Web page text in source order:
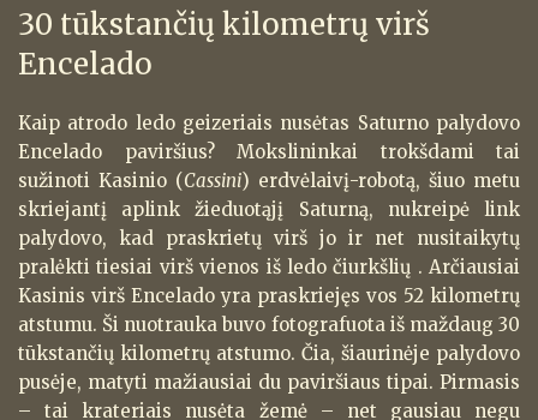
30 tūkstančių kilometrų virš
Encelado
Kaip atrodo ledo geizeriais nusėtas Saturno palydovo
Encelado paviršius? Mokslininkai trokšdami tai
sužinoti Kasinio (Cassini) erdvėlaivį-robotą, šiuo metu
skriejantį aplink žieduotąjį Saturną, nukreipė link
palydovo, kad praskrietų virš jo ir net nusitaikytų
pralėkti tiesiai virš vienos iš ledo čiurkšlių . Arčiausiai
Kasinis virš Encelado yra praskriejęs vos 52 kilometrų
atstumu. Ši nuotrauka buvo fotografuota iš maždaug 30
tūkstančių kilometrų atstumo. Čia, šiaurinėje palydovo
pusėje, matyti mažiausiai du paviršiaus tipai. Pirmasis
– tai krateriais nusėta žemė – net gausiau negu